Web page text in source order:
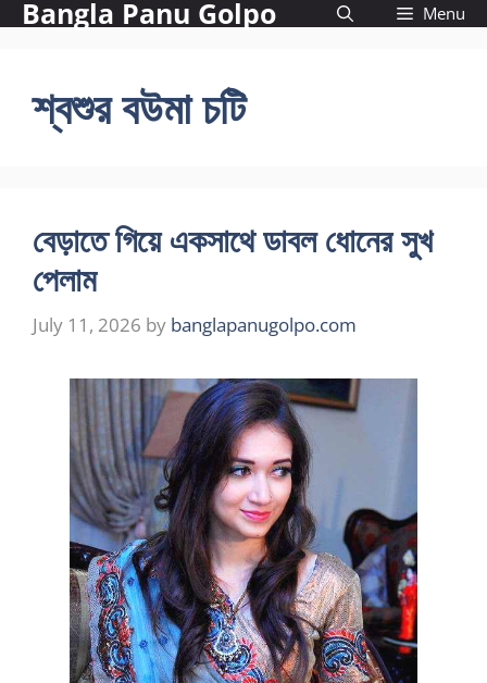
SkipBangla Panu Golpo Menu
শ্বশুর বউমা চটি
বেড়াতে গিয়ে একসাথে ডাবল ধোনের সুখ
পেলাম
July 11, 2026 by banglapanugolpo.com